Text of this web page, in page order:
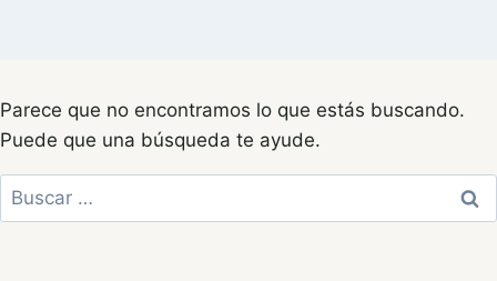
Parece que no encontramos lo que estás buscando.
Puede que una búsqueda te ayude.
Buscar: